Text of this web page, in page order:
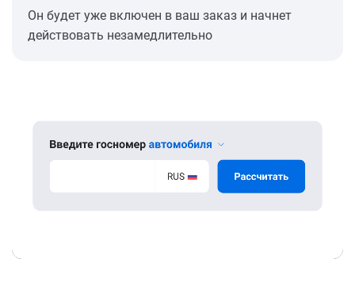
Он будет уже включен в ваш заказ и начнет
действовать незамедлительно